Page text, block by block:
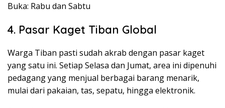
Buka: Rabu dan Sabtu
4. Pasar Kaget Tiban Global
Warga Tiban pasti sudah akrab dengan pasar kaget
yang satu ini. Setiap Selasa dan Jumat, area ini dipenuhi
pedagang yang menjual berbagai barang menarik,
mulai dari pakaian, tas, sepatu, hingga elektronik.